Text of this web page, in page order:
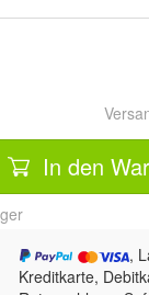
In den
,
Kreditkarte,